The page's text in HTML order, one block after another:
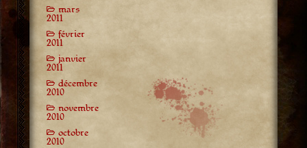
mars
2011
février
2011
janvier
2011
décembre
2010
novembre
2010
octobre
2010